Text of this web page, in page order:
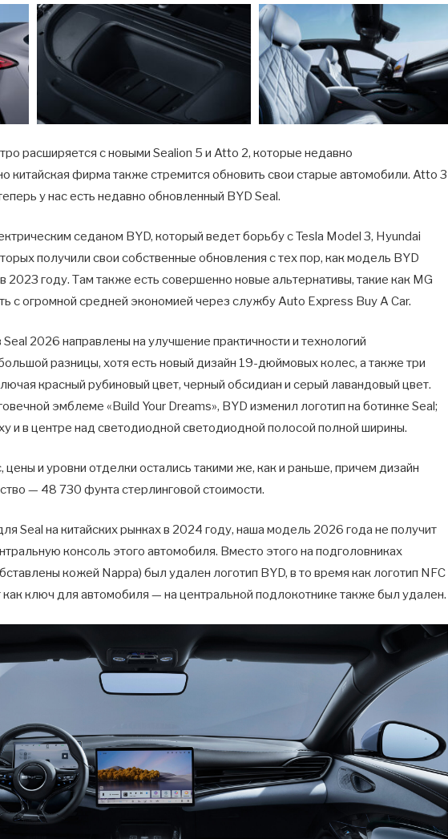
расширяется с новыми Sealion 5 и Atto 2, которые недавно
китайская фирма также стремится обновить свои старые автомобили. Atto 3
у нас есть недавно обновленный BYD Seal.
седаном BYD, который ведет борьбу с Tesla Model 3, Hyundai
получили свои собственные обновления с тех пор, как модель BYD
году. Там также есть совершенно новые альтернативы, такие как MG
с огромной средней экономией через службу Auto Express Buy A Car.
2026 направлены на улучшение практичности и технологий
разницы, хотя есть новый дизайн 19-дюймовых колес, а также три
красный рубиновый цвет, черный обсидиан и серый лавандовый цвет.
эмблеме «Build Your Dreams», BYD изменил логотип на ботинке Seal;
и в центре над светодиодной светодиодной полосой полной ширины.
цены и уровни отделки остались такими же, как и раньше, причем дизайн
— 48 730 фунта стерлинговой стоимости.
Seal на китайских рынках в 2024 году, наша модель 2026 года не получит
консоль этого автомобиля. Вместо этого на подголовниках
кожей Nappa) был удален логотип BYD, в то время как логотип NFC
ключ для автомобиля — на центральной подлокотнике также был удален.